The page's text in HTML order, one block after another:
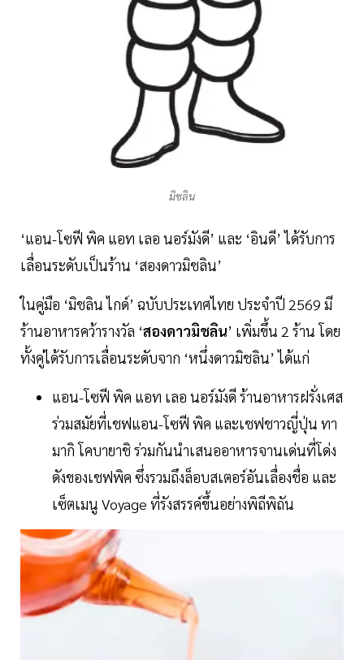
มิชลิน
‘แอน-โซฟี พิค แอท เลอ นอร์มังดี’ และ ‘อินดี’ ได้รับการ
เลื่อนระดับเป็นร้าน ‘สองดาวมิชลิน’
ในคู่มือ ‘มิชลิน ไกด์’ ฉบับประเทศไทย ประจำปี 2569 มี
ร้านอาหารคว้ารางวัล ‘สองดาวมิชลิน’ เพิ่มขึ้น 2 ร้าน โดย
ทั้งคู่ได้รับการเลื่อนระดับจาก ‘หนึ่งดาวมิชลิน’ ได้แก่
แอน-โซฟี พิค แอท เลอ นอร์มังดี ร้านอาหารฝรั่งเศส
ร่วมสมัยที่เชฟแอน-โซฟี พิค และเชฟชาวญี่ปุ่น ทา
มากิ โคบายาชิ ร่วมกันนำเสนออาหารจานเด่นที่โด่ง
ดังของเชฟพิค ซึ่งรวมถึงล็อบสเตอร์อันเลื่องชื่อ และ
เซ็ตเมนู Voyage ที่รังสรรค์ขึ้นอย่างพิถีพิถัน